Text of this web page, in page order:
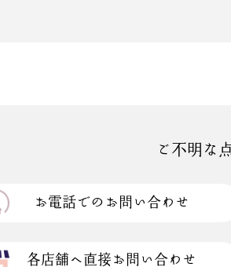
ご不明な
お電話でのお問い合わせ
各店舗へ直接お問い合わせ